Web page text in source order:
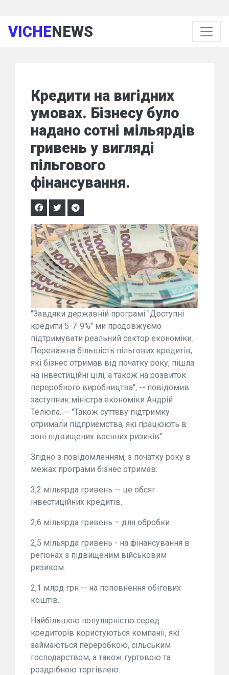
VICHENEWS
Кредити на вигідних
умовах. Бізнесу було
надано сотні мільярдів
гривень у вигляді
пільгового
фінансування.
"Завдяки державній програмі "Доступні
кредити 5-7-9%" ми продовжуємо
підтримувати реальний сектор економіки.
Переважна більшість пільгових кредитів,
які бізнес отримав від початку року, пішла
на інвестиційні цілі, а також на розвиток
переробного виробництва", -- повідомив
заступник міністра економіки Андрій
Телюпа. -- "Також суттєву підтримку
отримали підприємства, які працюють в
зоні підвищених воєнних ризиків".
Згідно з повідомленням, з початку року в
межах програми бізнес отримав:
3,2 мільярда гривень — це обсяг
інвестиційних кредитів.
2,6 мільярда гривень – для обробки.
2,5 мільярда гривень - на фінансування в
регіонах з підвищеним військовим
ризиком.
2,1 млрд грн -- на поповнення обігових
коштів.
Найбільшою популярністю серед
кредиторів користуються компанії, які
займаються переробкою, сільським
господарством, а також гуртовою та
роздрібною торгівлею.